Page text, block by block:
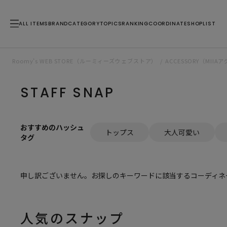
ALL ITEMS BRANDCATEGORYTOPICSRANKINGCOORDINATESHOPLIST
Roomy’s WEB STORE（ルーミィーズウェブストア） ACCESSORY（MIIA
STAFF SNAP
おすすめのハッシュ
タグ
トップス 大人可愛い
申し訳ございません。お探しのキーワードに該当するコーディネ
人気のスナップ